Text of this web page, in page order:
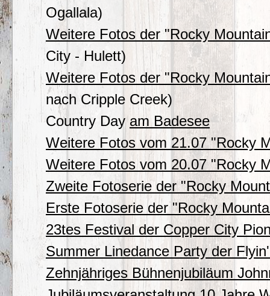
Ogallala)
Weitere Fotos der "Rocky
City - Hulett)
Weitere Fotos der "Rocky
nach Cripple Creek)
Country Dayam Badesee
Weitere Fotos vom 21.07 "Rocky
Weitere Fotos vom 20.07 "Rocky
Zweite Fotoserie der "Rocky
Erste Fotoserie der "Rocky
23tes Festival der Copper City
Summer Linedance Party der
Zehnjähriges Bühnenjubiläum